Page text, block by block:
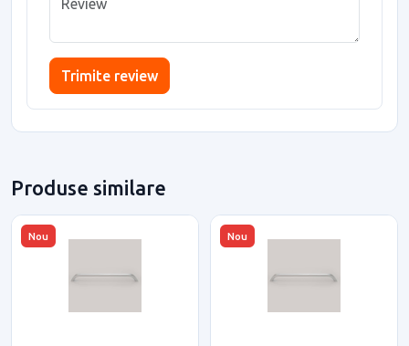
Trimite review
Produse similare
Nou Nou